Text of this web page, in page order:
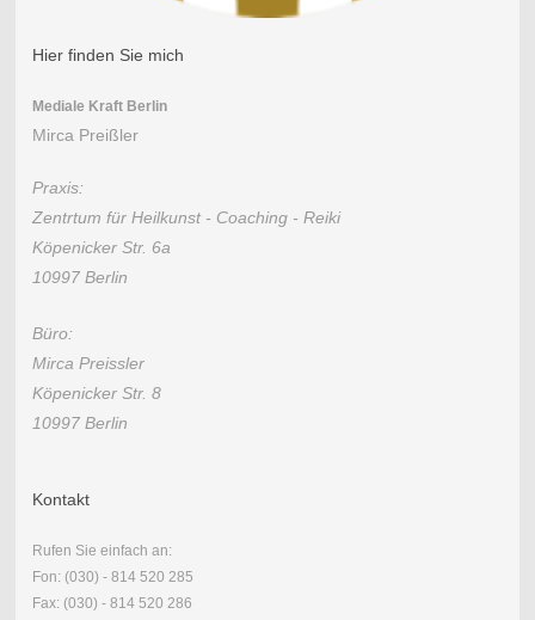
Hier finden Sie mich
Mediale Kraft Berlin
Mirca Preißler
Praxis:
Zentrtum für Heilkunst - Coaching - Reiki
Köpenicker Str. 6a
10997 Berlin
Büro:
Mirca Preissler
Köpenicker Str. 8
10997 Berlin
Kontakt
Rufen Sie einfach an:
Fon: (030) - 814 520 285
Fax: (030) - 814 520 286